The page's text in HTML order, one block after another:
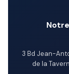
3 Bd Jean-
de la